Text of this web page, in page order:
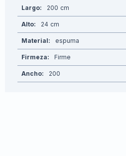
Largo 200
Alto 24
Material espuma
Firmeza Firme
Ancho 200